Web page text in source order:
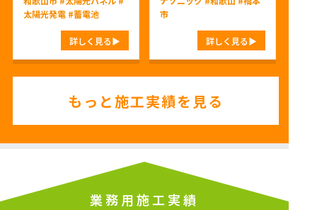
太陽光発電 #蓄電池
詳しく見る
市
詳しく見る
もっと施工実績を見る
業務用施工実績